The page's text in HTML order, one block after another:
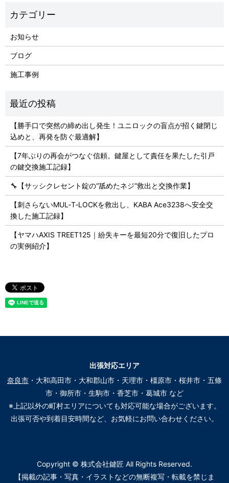
お知らせ
ブログ
施工事例
【勝手口で突然の締め出し発生！ユニロックの盲点が招く鍵閉じ
込めと、再発を防ぐ最適解】
【7年ぶりの再会がつなぐ信頼。鍵屋として責任を果たした引戸
の鍵交換施工記録】
🔧【サッシクレセント錠の“舐めたネジ”救出と交換作業】
【刺さらないMUL‑T‑LOCKを救出し、KABA Ace3238へ安全交
換した施工記録】
【ヤマハAXIS TREET125｜紛失キーを最短20分で復旧したプロ
の実例紹介】
出張対応エリア
奈良市 ・大和高田市・大和郡山市・天理市・橿原市・桜井市・五條
市・御所市・生駒市・香芝市・葛城市 など
※上記以外の町村エリアについても対応可能な場合がございます。
出張可否や到着目安時間など、お気軽にお問い合わせください。
Copyright © 株式会社鍵匠 All Rights Reserved.
【掲載の記事・写真・イラストなどの無断複写・転載を禁じま